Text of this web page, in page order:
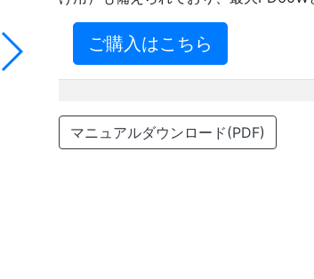
ご購入はこちら
マニュアルダウンロード(PDF)